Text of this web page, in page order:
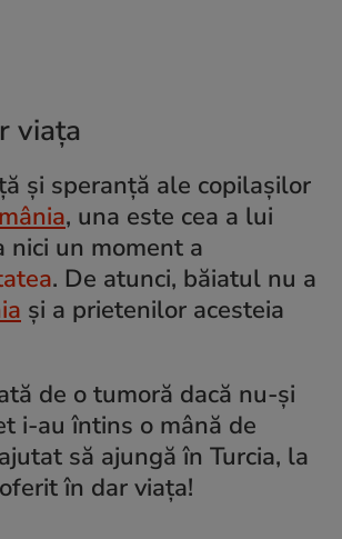
viața
și speranță ale copilașilor
, una este cea a lui
nici un moment a
. De atunci, băiatul nu a
și a prietenilor acesteia
de o tumoră dacă nu-și
i-au întins o mână de
să ajungă în Turcia, la
în dar viața!